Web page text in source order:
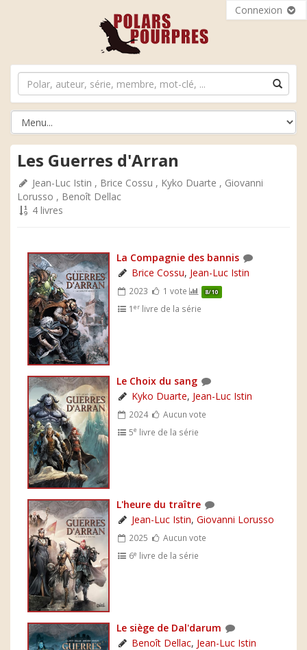
Connexion
Les Guerres d'Arran
Jean-Luc Istin , Brice Cossu , Kyko Duarte , Giovanni
Lorusso , Benoît Dellac
4 livres
La Compagnie des bannis
Brice Cossu, Jean-Luc Istin
2023 1 vote 8/10
1er livre de la série
Le Choix du sang
Kyko Duarte, Jean-Luc Istin
2024
Aucun vote
5e livre de la série
L'heure du traître
Jean-Luc Istin, Giovanni Lorusso
2025
Aucun vote
6e livre de la série
Le siège de Dal'darum
Benoît Dellac, Jean-Luc Istin